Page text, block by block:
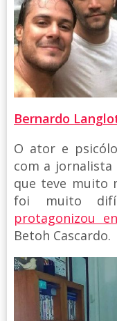
Bernardo
O ator e
com a jornalista
que teve muito
foi muito
protagonizou
Betoh Cascardo.